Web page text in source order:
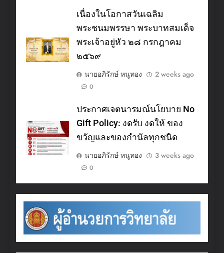
เนื่องในโอกาสวันเฉลิม
พระชนมพรรษา พระบาทสมเด็จ
พระเจ้าอยู่หัว ๒๘ กรกฎาคม
๒๕๖๙
นายอภิรักษ์ หนูทอง
2 weeks ago
0
ประกาศเจตนารมณ์นโยบาย No
Gift Policy: งดรับ งดให้ ของ
ขวัญและของกำนัลทุกชนิด
นายอภิรักษ์ หนูทอง
3 weeks ago
0